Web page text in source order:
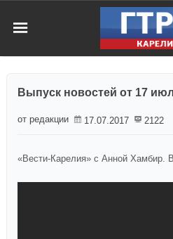
Выпуск новостей от 17
от редакции 17.07.2017 2122
«Вести-Карелия» с Анной Хамбир.